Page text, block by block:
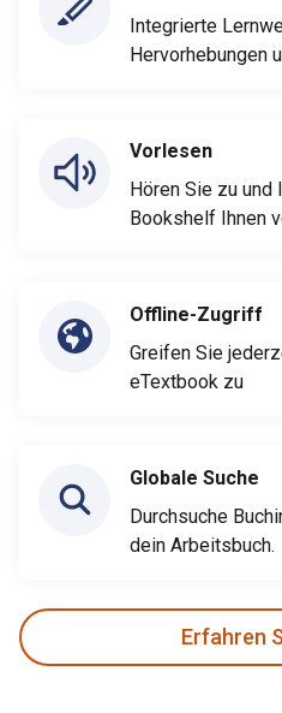
Integrierte
Hervorhebungen
Vorlesen
Hören Sie zu und
Bookshelf Ihnen
Offline-Zugriff
Greifen Sie
eTextbook zu
Globale Suche
Durchsuche
dein Arbeitsbuch.
Erfahren